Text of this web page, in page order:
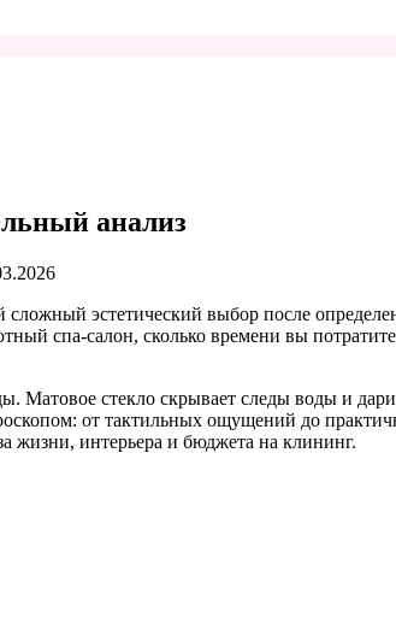
анализ
эстетический выбор после
спа-салон, сколько времени вы
Матовое стекло скрывает следы воды и
от тактильных ощущений до
жизни, интерьера и бюджета на клининг.